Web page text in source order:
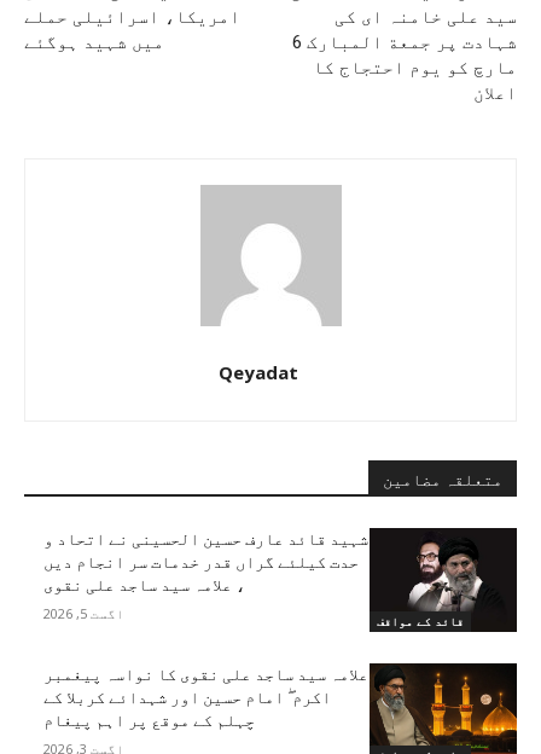
امریکا، اسرائیلی حملے
میں شہید ہوگئے
سید علی خامنہ ای کی
شہادت پر جمعة المبارک 6
مارچ کو یوم احتجاج کا
اعلان
Qeyadat
متعلقہ مضامین
قائد کے مواقف
شہید قائد عارف حسین الحسینی نے اتحاد و
حدت کیلئے گراں قدر خدمات سر انجام دیں
، علامہ سید ساجد علی نقوی
اگست 5, 2026
علامہ سید ساجد علی نقوی کا نواسہ پیغمبر
اکرم ۖ امام حسین اور شہدائے کربلا کے
چہلم کے موقع پر اہم پیغام
اگست 3, 2026